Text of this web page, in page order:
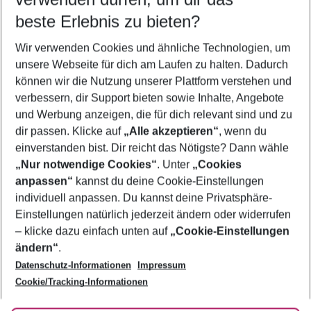
5-8 Nächte
2 Erwachsene Keine Kinder
Mehr Filter anzeigen
Footer
Footer navigation
Über uns
AGB
Bestpreisgarantie
Cookie-Einstellungen ändern
Cookie-Richtlinie
Agenturbetreuung
Barrierefreies Reisen
Folge uns
beste Erlebnis zu bieten?
Wir verwenden Cookies und ähnliche Technologien, um
unsere Webseite für dich am Laufen zu halten. Dadurch
können wir die Nutzung unserer Plattform verstehen und
verbessern, dir Support bieten sowie Inhalte, Angebote
und Werbung anzeigen, die für dich relevant sind und zu
dir passen. Klicke auf „Alle akzeptieren“, wenn du
einverstanden bist. Dir reicht das Nötigste? Dann wähle
„Nur notwendige Cookies“. Unter „Cookies
anpassen“ kannst du deine Cookie-Einstellungen
individuell anpassen. Du kannst deine Privatsphäre-
Einstellungen natürlich jederzeit ändern oder widerrufen
– klicke dazu einfach unten auf „Cookie-Einstellungen
ändern“.
Datenschutz-Informationen
Impressum
Cookie/Tracking-Informationen